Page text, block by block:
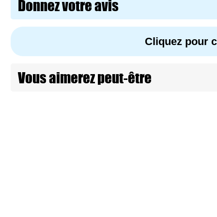
Donnez votre avis
Cliquez pour
Vous aimerez peut-être